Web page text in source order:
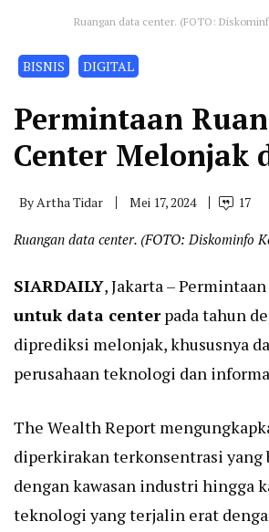
Ruangan data center. (FOTO:
BISNIS DIGITAL
Permintaan
Center Melonjak
ByArtha Tidar Mei 17, 2024 17
Ruangan data center. (FOTO: Diskominfo
SIARDAILY, Jakarta –
untuk data centerpada tahun
diprediksi melonjak, khususnya
perusahaan teknologi dan
The Wealth Report
diperkirakan terkonsentrasi yang
dengan kawasan industri hingga
teknologi yang terjalin erat